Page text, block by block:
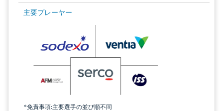
主要プレーヤー
*免責事項:主要選手の並び順不同
画像 © Mordor Intelligence。再利用にはCC BY 4.0の表示が必要です。